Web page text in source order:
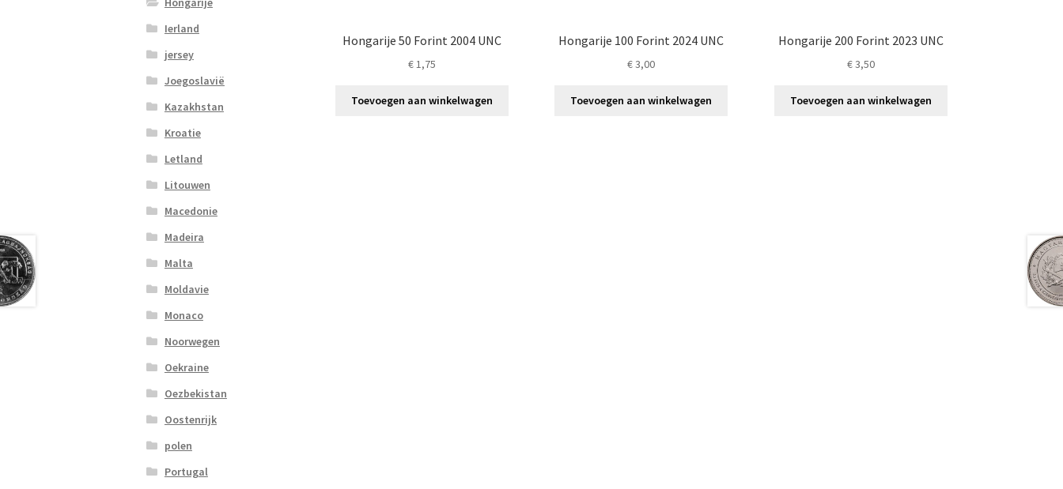
Hongarije 50 Forint 2004 UNC
€1,75
Toevoegen aan winkelwagen
Hongarije 100 Forint 2024 UNC
€3,00
Toevoegen aan winkelwagen
Hongarije 200 Forint 2023 UNC
€3,50
Toevoegen aan winkelwagen
Ierland
jersey
Joegoslavië
Kazakhstan
Kroatie
Letland
Litouwen
Macedonie
Madeira
Malta
Moldavie
Monaco
Noorwegen
Oekraine
Oezbekistan
Oostenrijk
polen
Portugal